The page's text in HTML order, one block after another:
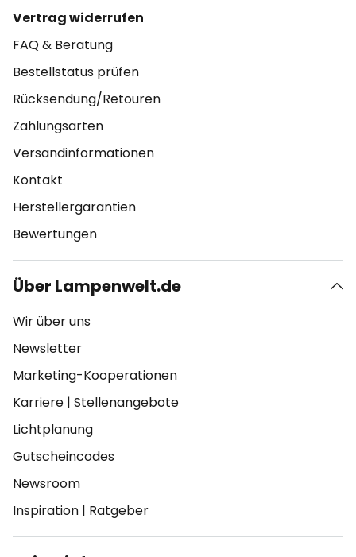
Vertrag widerrufen
FAQ & Beratung
Bestellstatus prüfen
Rücksendung/Retouren
Zahlungsarten
Versandinformationen
Kontakt
Herstellergarantien
Bewertungen
Über Lampenwelt.de
Wir über uns
Newsletter
Marketing-Kooperationen
Karriere | Stellenangebote
Lichtplanung
Gutscheincodes
Newsroom
Inspiration | Ratgeber